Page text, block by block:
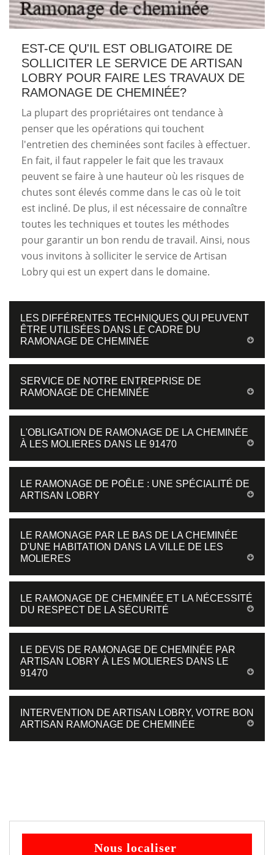
EST-CE QU'IL EST OBLIGATOIRE DE
SOLLICITER LE SERVICE DE ARTISAN
LOBRY POUR FAIRE LES TRAVAUX DE
RAMONAGE DE CHEMINÉE?
La plupart des propriétaires ont tendance à
penser que les opérations qui touchent
l'entretien des cheminées sont faciles à effectuer.
En fait, il faut rappeler le fait que les travaux
peuvent se faire à une hauteur où les risques de
chutes sont élevés comme dans le cas où le toit
est incliné. De plus, il est nécessaire de connaître
toutes les techniques et toutes les méthodes
pour garantir un bon rendu de travail. Ainsi, nous
vous invitons à solliciter le service de Artisan
Lobry qui est un expert dans le domaine.
LES DIFFÉRENTES TECHNIQUES QUI PEUVENT
ÊTRE UTILISÉES DANS LE CADRE DU
RAMONAGE DE CHEMINÉE
SERVICE DE NOTRE ENTREPRISE DE
RAMONAGE DE CHEMINÉE
L'OBLIGATION DE RAMONAGE DE LA CHEMINÉE
À LES MOLIERES DANS LE 91470
LE RAMONAGE DE POÊLE : UNE SPÉCIALITÉ DE
ARTISAN LOBRY
LE RAMONAGE PAR LE BAS DE LA CHEMINÉE
D'UNE HABITATION DANS LA VILLE DE LES
MOLIERES
LE RAMONAGE DE CHEMINÉE ET LA NÉCESSITÉ
DU RESPECT DE LA SÉCURITÉ
LE DEVIS DE RAMONAGE DE CHEMINÉE PAR
ARTISAN LOBRY À LES MOLIERES DANS LE
91470
INTERVENTION DE ARTISAN LOBRY, VOTRE BON
ARTISAN RAMONAGE DE CHEMINÉE
Nous localiser